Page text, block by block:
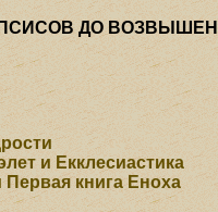
ДО
и Екклесиастика
книга Еноха